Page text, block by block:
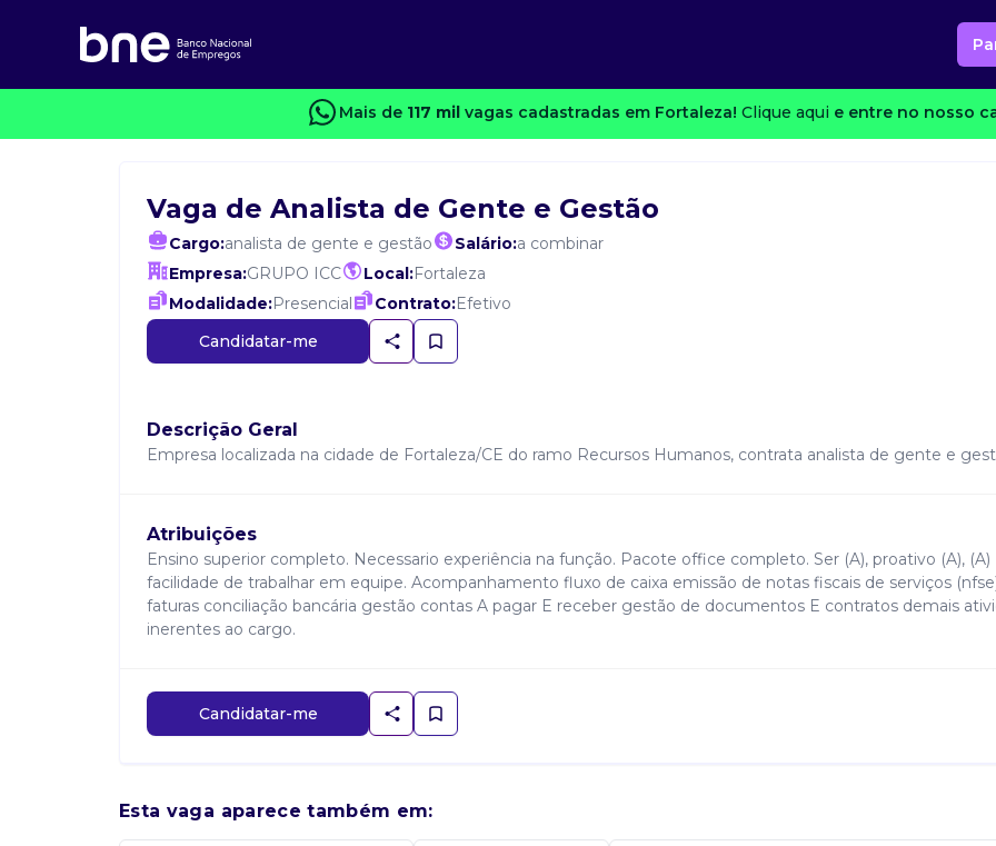
Mais de 117 mil vagas cadastradas em Fortaleza! Clique aqui e entre no nosso
Vaga de Analista de Gente e Gestão
Cargo:analista de gente e gestão Salário:a combinar
Empresa:GRUPO ICC Local:Fortaleza
Modalidade:Presencial Contrato:Efetivo
Candidatar-me
Descrição Geral
Empresa localizada na cidade de Fortaleza/CE do ramo Recursos Humanos, contrata analista de gente e
Atribuições
Ensino superior completo. Necessario experiência na função. Pacote office completo. Ser (A), proativo (A), (A)
facilidade de trabalhar em equipe. Acompanhamento fluxo de caixa emissão de notas fiscais de serviços
faturas conciliação bancária gestão contas A pagar E receber gestão de documentos E contratos demais
inerentes ao cargo.
Candidatar-me
Esta vaga aparece também em: